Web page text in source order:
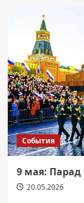
События
9 мая:
20.05.2026